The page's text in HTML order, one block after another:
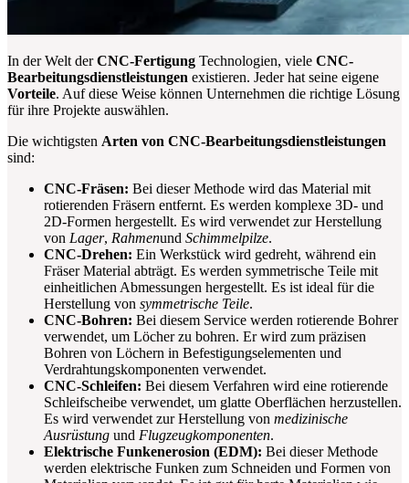
In der Welt derCNC-Fertigung Technologien, viele CNC-
Bearbeitungsdienstleistungen existieren. Jeder hat seine eigene
Vorteile. Auf diese Weise können Unternehmen die richtige Lösung
für ihre Projekte auswählen.
Die wichtigsten Arten von CNC-Bearbeitungsdienstleistungen
sind:
CNC-Fräsen: Bei dieser Methode wird das Material mit
rotierenden Fräsern entfernt. Es werden komplexe 3D- und
2D-Formen hergestellt. Es wird verwendet zur Herstellung
von Lager, Rahmenund Schimmelpilze.
CNC-Drehen: Ein Werkstück wird gedreht, während ein
Fräser Material abträgt. Es werden symmetrische Teile mit
einheitlichen Abmessungen hergestellt. Es ist ideal für die
Herstellung von symmetrische Teile.
CNC-Bohren: Bei diesem Service werden rotierende Bohrer
verwendet, um Löcher zu bohren. Er wird zum präzisen
Bohren von Löchern in Befestigungselementen und
Verdrahtungskomponenten verwendet.
CNC-Schleifen: Bei diesem Verfahren wird eine rotierende
Schleifscheibe verwendet, um glatte Oberflächen herzustellen.
Es wird verwendet zur Herstellung von medizinische
Ausrüstung und Flugzeugkomponenten.
Elektrische Funkenerosion (EDM): Bei dieser Methode
werden elektrische Funken zum Schneiden und Formen von